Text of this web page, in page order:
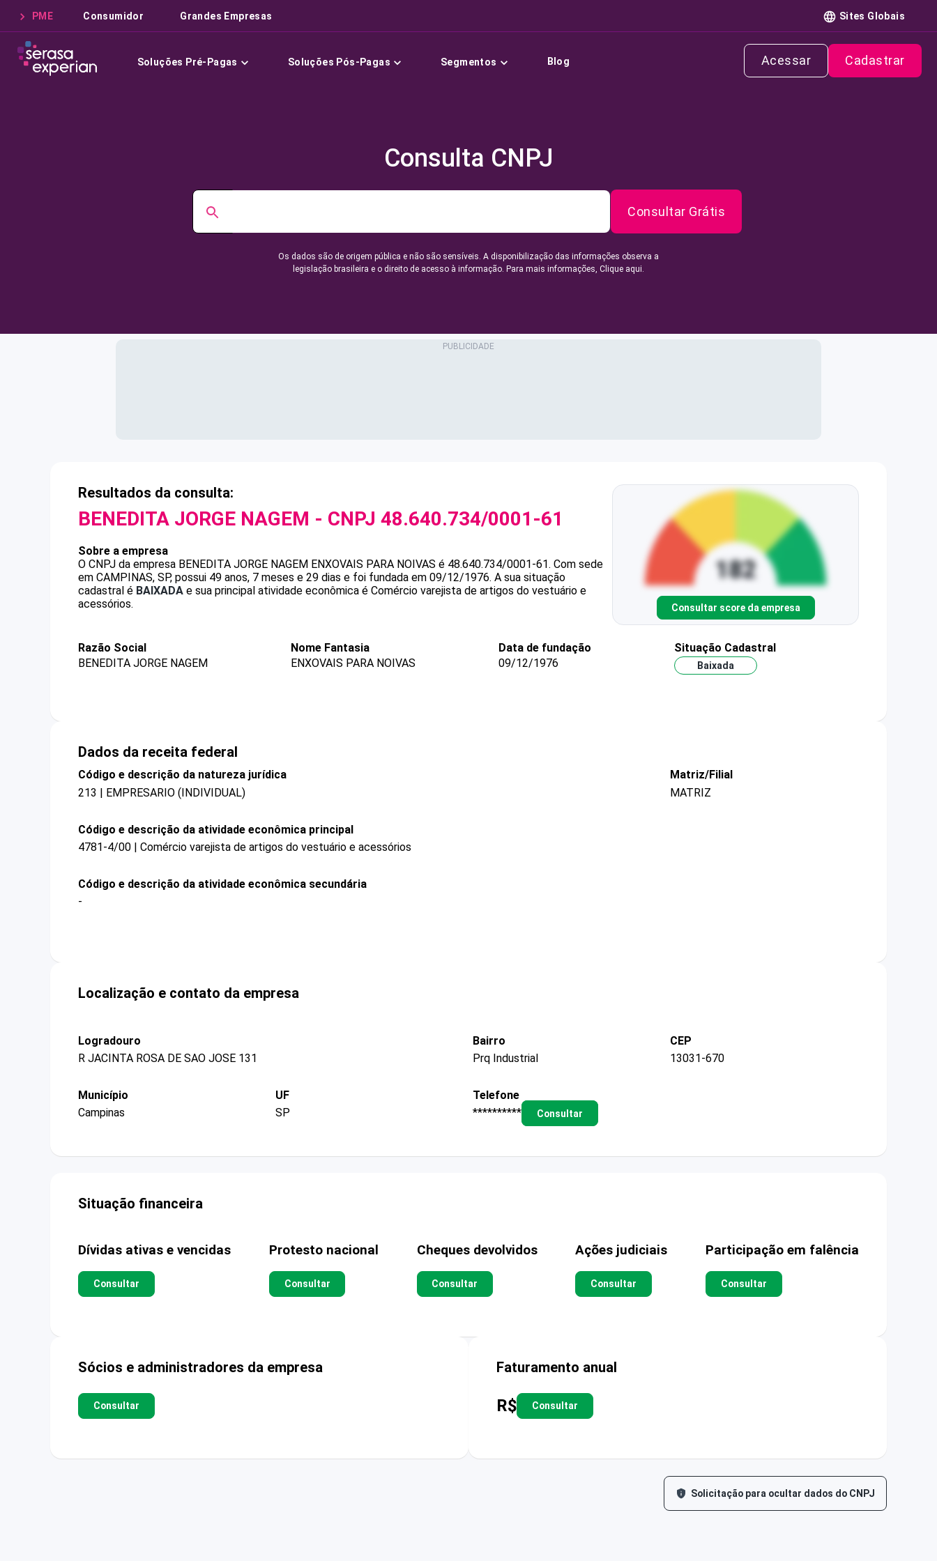
PME Consumidor Grandes Empresas Sites Globais
Soluções Pré-Pagas Soluções Pós-Pagas Segmentos Blog Acessar Cadastrar
Consulta CNPJ
Consultar Grátis
Os dados são de origem pública e não são sensíveis. A disponibilização das informações observa a
legislação brasileira e o direito de acesso à informação. Para mais informações, Clique aqui.
Resultados da consulta:
BENEDITA JORGE NAGEM - CNPJ 48.640.734/0001-61
Sobre a empresa
O CNPJ da empresa BENEDITA JORGE NAGEM ENXOVAIS PARA NOIVAS é 48.640.734/0001-61. Com sede
em CAMPINAS, SP, possui 49 anos, 7 meses e 29 dias e foi fundada em 09/12/1976. A sua situação
cadastral é BAIXADA e sua principal atividade econômica é Comércio varejista de artigos do vestuário e
acessórios.
Consultar score da empresa
Razão Social
BENEDITA JORGE NAGEM
Nome Fantasia
ENXOVAIS PARA NOIVAS
Data de fundação
09/12/1976
Situação Cadastral
Baixada
Dados da receita federal
Código e descrição da natureza jurídica
213 | EMPRESARIO (INDIVIDUAL)
Matriz/Filial
MATRIZ
Código e descrição da atividade econômica principal
4781-4/00 | Comércio varejista de artigos do vestuário e acessórios
Código e descrição da atividade econômica secundária
-
Localização e contato da empresa
Logradouro
R JACINTA ROSA DE SAO JOSE 131
Bairro
Prq Industrial
CEP
13031-670
Município
Campinas
UF
SP
Telefone
**********
Consultar
Situação financeira
Dívidas ativas e vencidas
Consultar
Protesto nacional
Consultar
Cheques devolvidos
Consultar
Ações judiciais
Consultar
Participação em falência
Consultar
Sócios e administradores da empresa
Consultar
Faturamento anual
R$ Consultar
Solicitação para ocultar dados do CNPJ